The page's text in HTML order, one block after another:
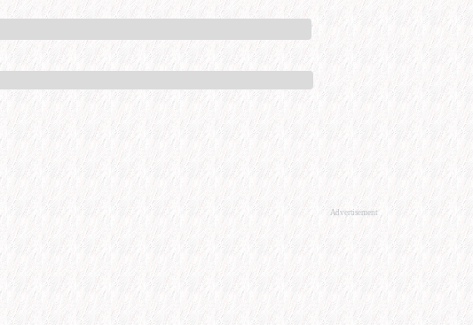
Advertisement